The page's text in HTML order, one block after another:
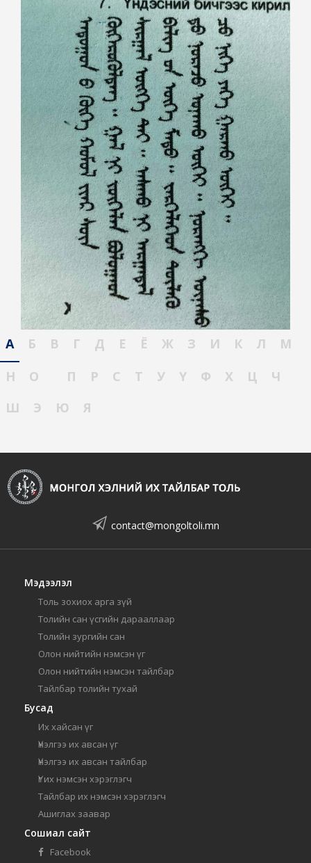
А Б В Г Д Е Ё Ж З И К Л
М
Н
О П Р С Т У Ү Ф Х Ц
Ч
Ш
Э Ю Я
contact@mongoltoli.mn
Мэдээлэл
Толь зохиох арга зүй
Толийн сан үсгийн дарааллаар
Толийн зургийн сан
Олон нийтийн нэмсэн үг
Олон нийтийн нэмсэн тайлбар
Тайлбар толийн тухай
Бусад
Их хайсан үг
Үнэлгээ их авсан үг
Үнэлгээ их авсан тайлбар
Үг их нэмсэн хэрэглэгч
Тайлбар их нэмсэн хэрэглэгч
Ашиглах заавар
Сошиал сайт
Facebook